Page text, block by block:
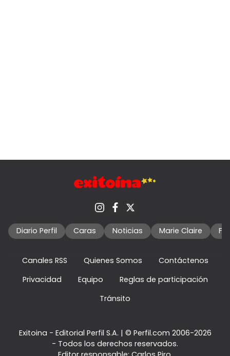
Diario Perfil Caras Noticias Marie Claire
Canales RSS Quienes Somos
Contáctenos
Privacidad
Equipo
Reglas de participación
Tránsito
Exitoina - Editorial Perfil S.A. | © Perfil.com 2006-2026
- Todos los derechos reservados.